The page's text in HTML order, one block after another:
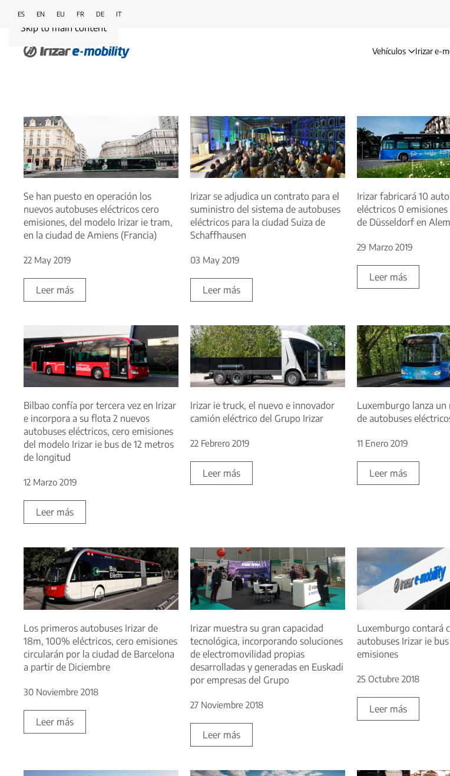
Skip to main content
ES EN EU FR DE IT
Vehículos Irizar e-
Se han puesto en operación los
nuevos autobuses eléctricos cero
emisiones, del modelo Irizar ie tram,
en la ciudad de Amiens (Francia)
22 May 2019
Leer más
Irizar se adjudica un contrato para el
suministro del sistema de autobuses
eléctricos para la ciudad Suiza de
Schaffhausen
03 May 2019
Leer más
Irizar fabricará 10
eléctricos 0 emisiones
de Düsseldorf en
29 Marzo 2019
Leer más
Bilbao confía por tercera vez en Irizar
e incorpora a su flota 2 nuevos
autobuses eléctricos, cero emisiones
del modelo Irizar ie bus de 12 metros
de longitud
12 Marzo 2019
Leer más
Irizar ie truck, el nuevo e innovador
camión eléctrico del Grupo Irizar
22 Febrero 2019
Leer más
Luxemburgo lanza un
de autobuses
11 Enero 2019
Leer más
Los primeros autobuses Irizar de
18m, 100% eléctricos, cero emisiones
circularán por la ciudad de Barcelona
a partir de Diciembre
30 Noviembre 2018
Leer más
Irizar muestra su gran capacidad
tecnológica, incorporando soluciones
de electromovilidad propias
desarrolladas y generadas en Euskadi
por empresas del Grupo
27 Noviembre 2018
Leer más
Luxemburgo contará
autobuses Irizar ie
emisiones
25 Octubre 2018
Leer más